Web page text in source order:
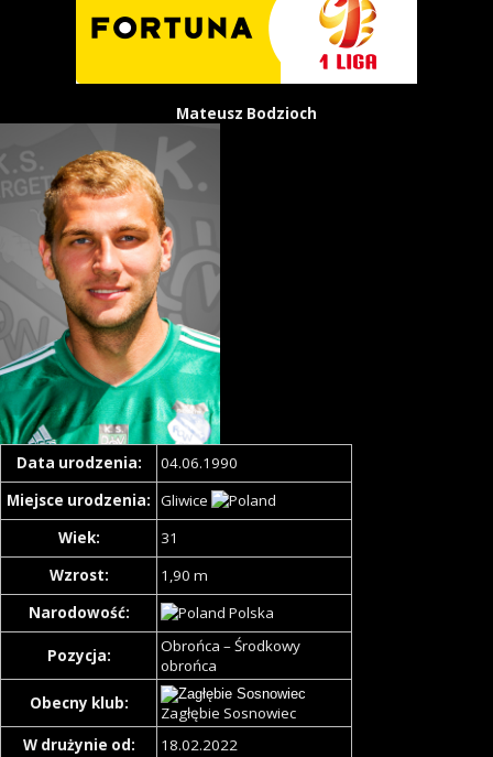
Mateusz Bodzioch
Data urodzenia:
04.06.1990
Miejsce urodzenia: Gliwice
Wiek:
31
Wzrost:
1,90 m
Narodowość:
Polska
Pozycja:
Obrońca – Środkowy
obrońca
Obecny klub:
Zagłębie Sosnowiec
W drużynie od:
18.02.2022